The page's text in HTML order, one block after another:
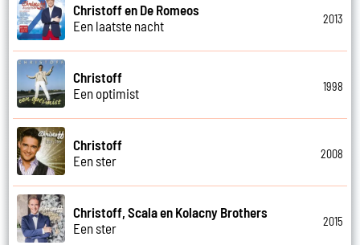
Christoff en De Romeos
Een laatste nacht
2013
Christoff
Een optimist
1998
Christoff
Een ster
2008
Christoff, Scala en Kolacny Brothers
Een ster
2015